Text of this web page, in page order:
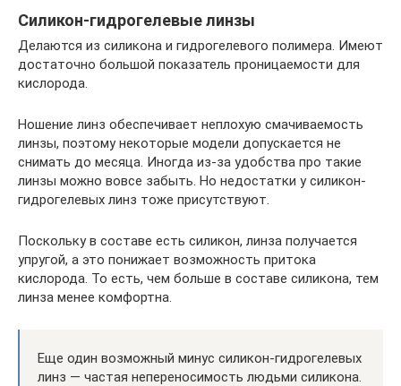
Силикон-гидрогелевые линзы
Делаются из силикона и гидрогелевого полимера. Имеют
достаточно большой показатель проницаемости для
кислорода.
Ношение линз обеспечивает неплохую смачиваемость
линзы, поэтому некоторые модели допускается не
снимать до месяца. Иногда из-за удобства про такие
линзы можно вовсе забыть. Но недостатки у силикон-
гидрогелевых линз тоже присутствуют.
Поскольку в составе есть силикон, линза получается
упругой, а это понижает возможность притока
кислорода. То есть, чем больше в составе силикона, тем
линза менее комфортна.
Еще один возможный минус силикон-гидрогелевых
линз — частая непереносимость людьми силикона.